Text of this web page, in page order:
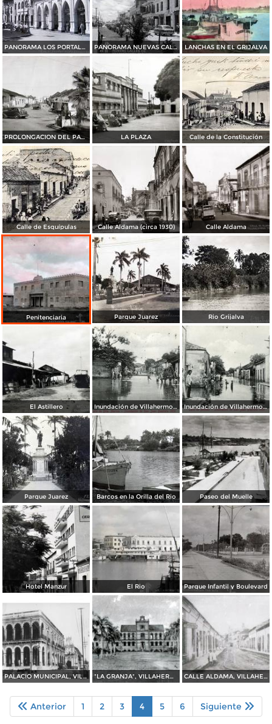
PANORAMA LOS PORTALES PANORAMA NUEVAS CALLES LANCHAS EN EL GRIJALVA
PROLONGACION DEL PASEO DE LOS HEROES LA PLAZA Calle de la Constitución
Calle de Esquípulas Calle Aldama (circa 1930) Calle Aldama
Penitenciaria Parque Juarez Rio Grijalva
El Astillero Inundación de Villahermosa, en 1909: Calle de Doña Marina Inundación de Villahermosa, en 1909: Calle de Méndez
Parque Juarez Barcos en la Orilla del Rio Paseo del Muelle
Hotel Manzur El Rio Parque Infantil y Boulevard
PALACIO MUNICIPAL, VILLAHERMOSA, TABASCO. 1927 "LA GRANJA", VILLAHERMOSA, TABASCO. 1928 CALLE ALDAMA, VILLAHERMOSA, TABASCO. 1922
Anterior 1 2 3 4 5 6 Siguiente